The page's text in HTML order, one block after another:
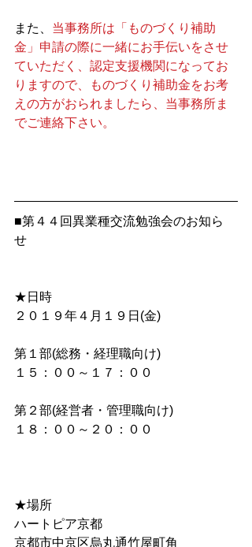
また、 当事務所は「ものづくり補助
金」申請の際に一緒にお手伝いをさせ
ていただく、認定支援機関になってお
りますので、ものづくり補助金をお考
えの方がおられましたら、当事務所ま
でご連絡下さい。
■第４４回異業種交流勉強会のお知ら
せ
★日時
２０１９年４月１９日(金)
第１部(総務・経理職向け)
１５：００～１７：００
第２部(経営者・管理職向け)
１８：００～２０：００
★場所
ハートピア京都
京都市中京区烏丸通竹屋町角